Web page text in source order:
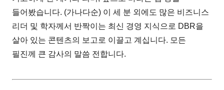
들어봤습니다. (가나다순) 이 세 분 외에도 많은 비즈니스
리더 및 학자께서 반짝이는 최신 경영 지식으로 DBR을
살아 있는 콘텐츠의 보고로 이끌고 계십니다. 모든
필진께 큰 감사의 말씀 전합니다.